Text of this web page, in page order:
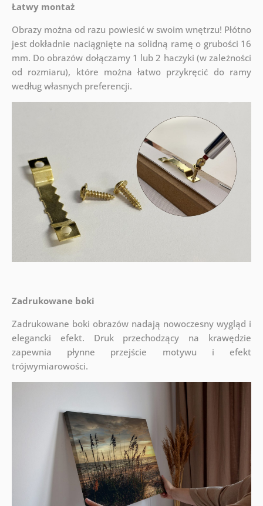
Łatwy montaż
Obrazy można od razu powiesić w swoim wnętrzu! Płótno
jest dokładnie naciągnięte na solidną ramę o grubości 16
mm. Do obrazów dołączamy 1 lub 2 haczyki (w zależności
od rozmiaru), które można łatwo przykręcić do ramy
według własnych preferencji.
Zadrukowane boki
Zadrukowane boki obrazów nadają nowoczesny wygląd i
elegancki efekt. Druk przechodzący na krawędzie
zapewnia płynne przejście motywu i efekt
trójwymiarowości.